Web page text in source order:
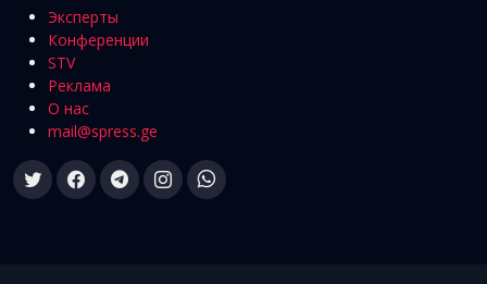
Эксперты
Конференции
STV
Реклама
О нас
mail@spress.ge